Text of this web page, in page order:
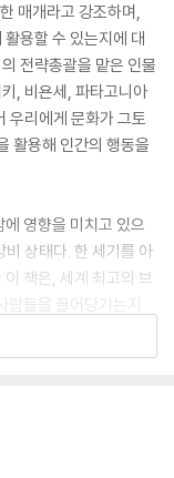
매개라고 강조하며,
용할 수 있는지에 대
전략총괄을 맡은 인물
, 비욘세, 파타고니아
우리에게 문화가 그토
활용해 인간의 행동을
영향을 미치고 있으
상태다. 한 세기를 아
책은, 세계 최고의 브
람들을 끌어당기는지
요한 도구를 우리에게
, 타인을 끌어당기고